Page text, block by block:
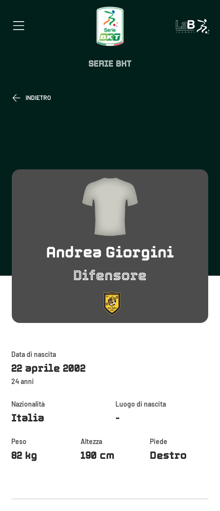
SERIE BKT
INDIETRO
Andrea Giorgini
Difensore
Data di nascita
22 aprile 2002
24 anni
Nazionalità
Italia
Luogo di nascita
-
Peso
82 kg
Altezza
190 cm
Piede
Destro